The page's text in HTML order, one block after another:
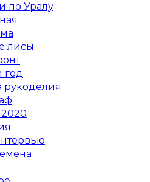
по Уралу
лисы
год
рукоделия